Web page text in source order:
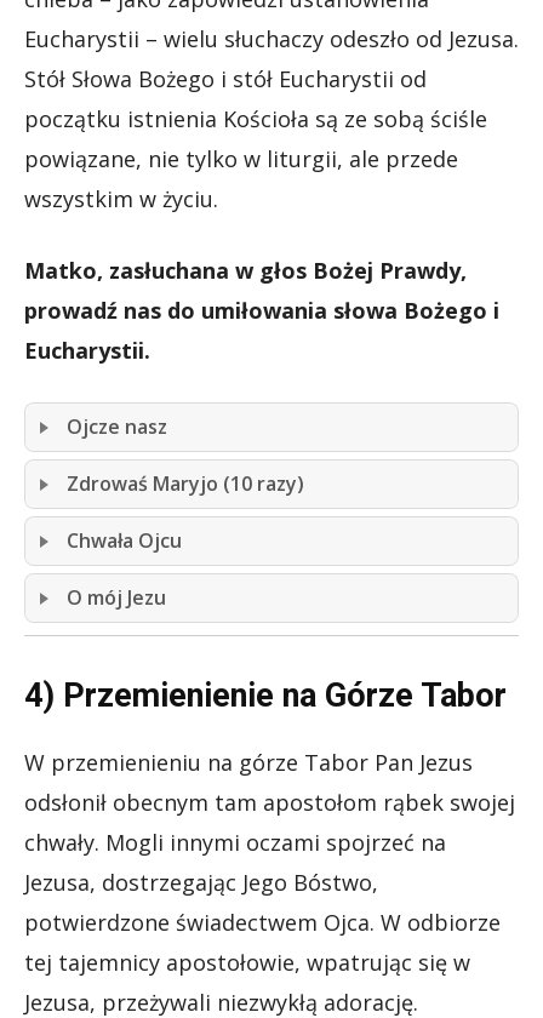
Eucharystii – wielu słuchaczy odeszło od Jezusa.
Stół Słowa Bożego i stół Eucharystii od
początku istnienia Kościoła są ze sobą ściśle
powiązane, nie tylko w liturgii, ale przede
wszystkim w życiu.
Matko, zasłuchana w głos Bożej Prawdy,
prowadź nas do umiłowania słowa Bożego i
Eucharystii.
Ojcze nasz
Zdrowaś Maryjo (10 razy)
Chwała Ojcu
O mój Jezu
4) Przemienienie na Górze Tabor
W przemienieniu na górze Tabor Pan Jezus
odsłonił obecnym tam apostołom rąbek swojej
chwały. Mogli innymi oczami spojrzeć na
Jezusa, dostrzegając Jego Bóstwo,
potwierdzone świadectwem Ojca. W odbiorze
tej tajemnicy apostołowie, wpatrując się w
Jezusa, przeżywali niezwykłą adorację.